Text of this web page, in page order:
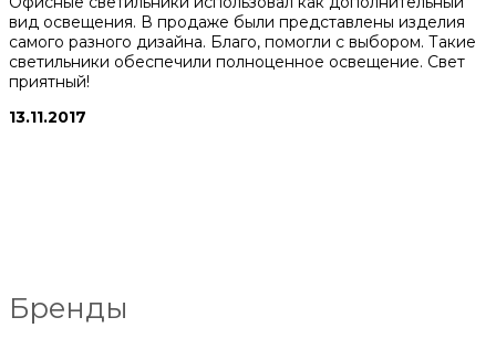
вид освещения. В продаже были представлены изделия
самого разного дизайна. Благо, помогли с выбором. Такие
светильники обеспечили полноценное освещение. Свет
приятный!
13.11.2017
Бренды